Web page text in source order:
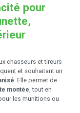
pour
chasseurs et tireurs
et souhaitant un
. Elle permet de
montée, tout en
les munitions ou